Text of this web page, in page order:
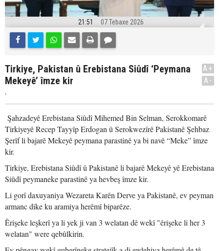
21:51 07 Tebaxe 2026
Tirkiye, Pakistan û Erebistana Siûdî ‘Peymana
Mekeyê’ îmze kir
.
A+
A-
Şahzadeyê Erebistana Siûdî Mihemed Bin Selman, Serokkomarê
Tirkiyeyê Recep Tayyîp Erdogan û Serokwezîrê Pakistanê Şehbaz
Şerîf li bajarê Mekeyê peymana parastinê ya bi navê “Meke” îmze
kir.
Tirkiye, Erebistana Siûdî û Pakistanê li bajarê Mekeyê yê Erebistana
Siûdî peymaneke parastinê ya hevbeş îmze kir.
Li gorî daxuyaniya Wezareta Karên Derve ya Pakistanê, ev peyman
armanc dike ku aramiya herêmî biparêze.
Êrişeke leşkerî ya li yek ji van 3 welatan dê wekî "êrişeke li her 3
welatan" were qebûlkirin.